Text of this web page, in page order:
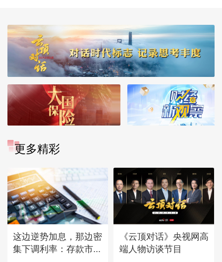
更多精彩
这边逆势加息，那边密
集下调利率：存款市...
《云顶对话》央视网高
端人物访谈节目